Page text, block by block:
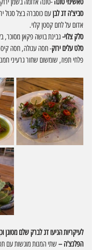
סביצ'ה דג לבן עם כוסברה בצל סגול
אדום על לחם קסטן קלוי.
סלק צלוי- גבינת בושה פקאן מסוכר,
סלט עלים ירוק- חסה עגולה, חסה
פלחי תפוז, שומשום שחור גרעיני
לעיקריות הגיעו דג לברק שלם מטוגן
הפלנצ'ה – שתי המנות מוגשות עם